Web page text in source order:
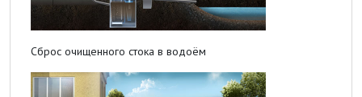
Сброс очищенного стока в водоём